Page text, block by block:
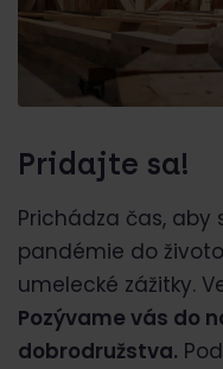
Pridajte sa!
Prichádza čas,
pandémie do
umelecké zážitky.
Pozývame vás do
dobrodružstva.